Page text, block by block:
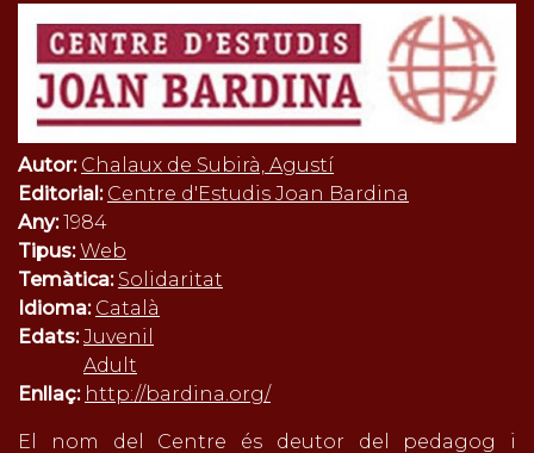
Autor: Chalaux de Subirà, Agustí
Editorial: Centre d'Estudis Joan Bardina
Any:1984
Tipus:Web
Temàtica: Solidaritat
Idioma: Català
Edats:Juvenil
Adult
Enllaç: http://bardina.org/
El nom del Centre és deutor del pedagog i